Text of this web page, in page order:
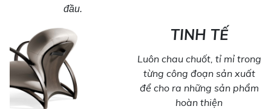
đầu.
TINH TẾ
Luôn chau chuốt, tỉ mỉ trong
từng công đoạn sản xuất
để cho ra những sản phẩm
hoàn thiện